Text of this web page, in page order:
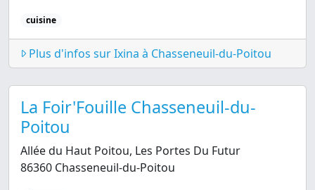
cuisine
Plus d'infos sur Ixina à Chasseneuil-du-Poitou
La Foir'Fouille Chasseneuil-du-
Poitou
Allée du Haut Poitou, Les Portes Du Futur
86360 Chasseneuil-du-Poitou